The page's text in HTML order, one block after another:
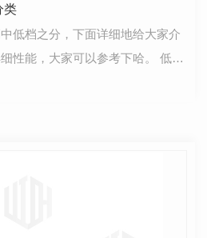
类
低档之分，下面详细地给大家介
性能，大家可以参考下哈。 低档
颜色和价格都比较一般，…